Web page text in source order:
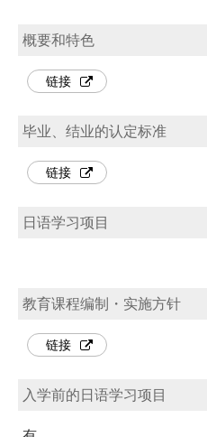
概要和特色
链接
毕业、结业的认定标准
链接
日语学习项目
教育课程编制・实施方针
链接
入学前的日语学习项目